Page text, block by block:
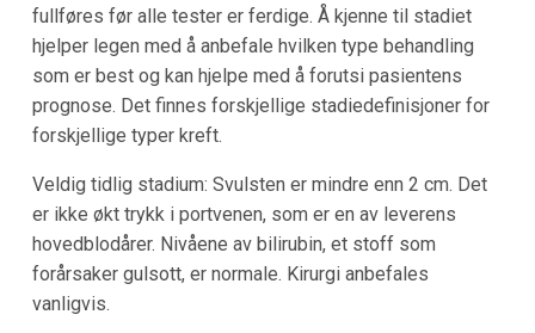
fullføres før alle tester er ferdige. Å kjenne til stadiet
hjelper legen med å anbefale hvilken type behandling
som er best og kan hjelpe med å forutsi pasientens
prognose. Det finnes forskjellige stadiedefinisjoner for
forskjellige typer kreft.
Veldig tidlig stadium: Svulsten er mindre enn 2 cm. Det
er ikke økt trykk i portvenen, som er en av leverens
hovedblodårer. Nivåene av bilirubin, et stoff som
forårsaker gulsott, er normale. Kirurgi anbefales
vanligvis.